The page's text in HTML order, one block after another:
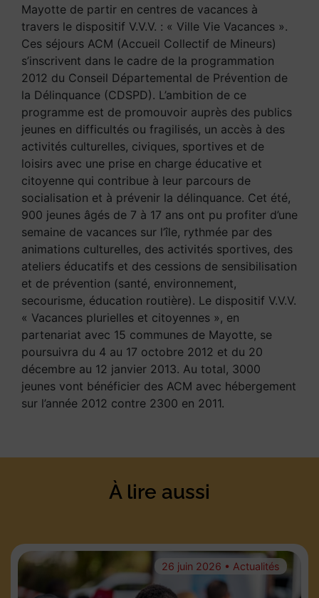
Mayotte de partir en centres de vacances à
travers le dispositif V.V.V. : « Ville Vie Vacances ».
Ces séjours ACM (Accueil Collectif de Mineurs)
s’inscrivent dans le cadre de la programmation
2012 du Conseil Départemental de Prévention de
la Délinquance (CDSPD). L’ambition de ce
programme est de promouvoir auprès des publics
jeunes en difficultés ou fragilisés, un accès à des
activités culturelles, civiques, sportives et de
loisirs avec une prise en charge éducative et
citoyenne qui contribue à leur parcours de
socialisation et à prévenir la délinquance. Cet été,
900 jeunes âgés de 7 à 17 ans ont pu profiter d’une
semaine de vacances sur l’île, rythmée par des
animations culturelles, des activités sportives, des
ateliers éducatifs et des cessions de sensibilisation
et de prévention (santé, environnement,
secourisme, éducation routière). Le dispositif V.V.V.
« Vacances plurielles et citoyennes », en
partenariat avec 15 communes de Mayotte, se
poursuivra du 4 au 17 octobre 2012 et du 20
décembre au 12 janvier 2013. Au total, 3000
jeunes vont bénéficier des ACM avec hébergement
sur l’année 2012 contre 2300 en 2011.
À lire aussi
26 juin 2026 • Actualités